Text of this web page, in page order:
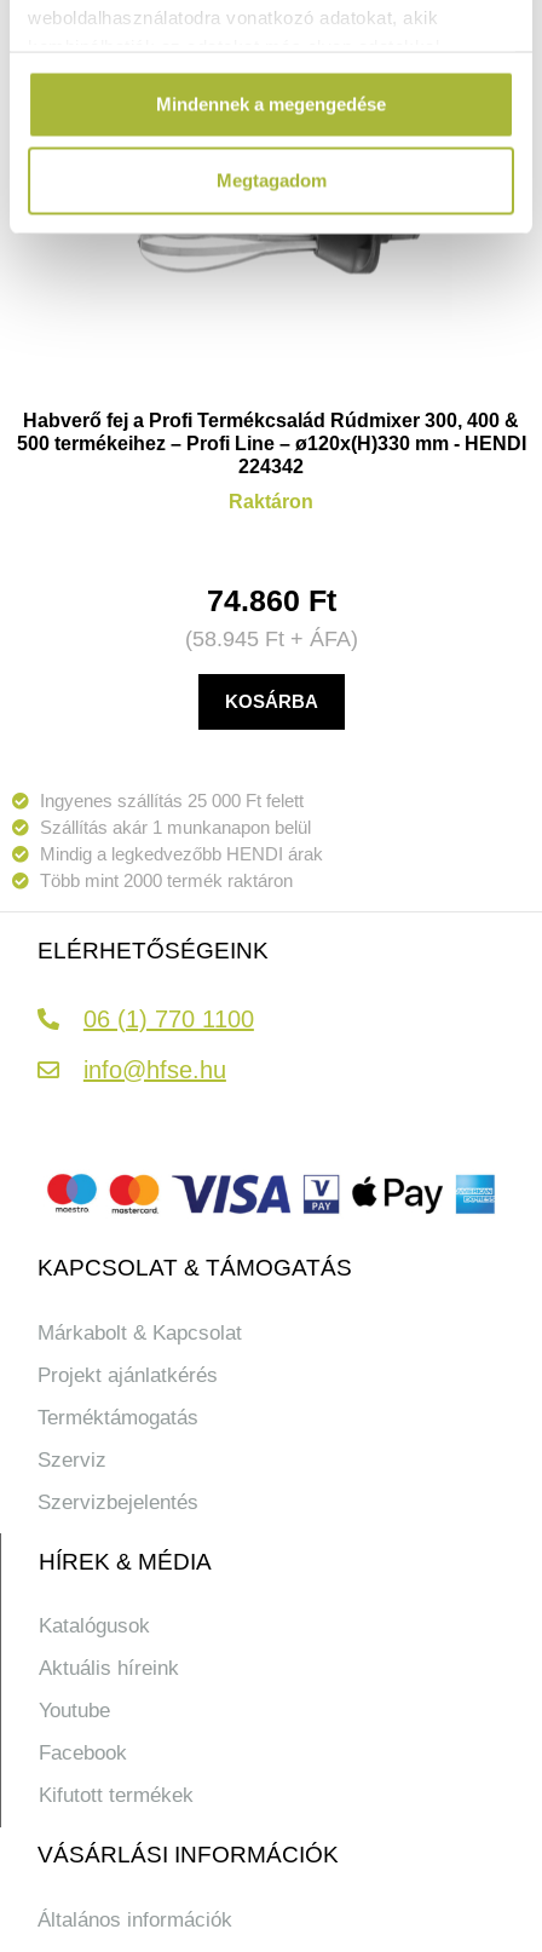
weboldalhasználatodra vonatkozó adatokat, akik
amelyeket Te adtál meg számukra vagy az általad
használt más szolgáltatásokból gyűjtöttek.
Mindennek a megengedése
Megtagadom
Habverő fej a Profi Termékcsalád Rúdmixer 300, 400 &
500 termékeihez – Profi Line – ø120x(H)330 mm - HENDI
224342
Raktáron
74.860 Ft
(58.945 Ft+ ÁFA)
KOSÁRBA
Ingyenes szállítás 25 000 Ft felett
Szállítás akár 1 munkanapon belül
Mindig a legkedvezőbb HENDI árak
Több mint 2000 termék raktáron
ELÉRHETŐSÉGEINK
06 (1) 770 1100
info@hfse.hu
KAPCSOLAT & TÁMOGATÁS
Márkabolt & Kapcsolat
Projekt ajánlatkérés
Terméktámogatás
Szerviz
Szervizbejelentés
HÍREK & MÉDIA
Katalógusok
Aktuális híreink
Youtube
Facebook
Kifutott termékek
VÁSÁRLÁSI INFORMÁCIÓK
Általános információk